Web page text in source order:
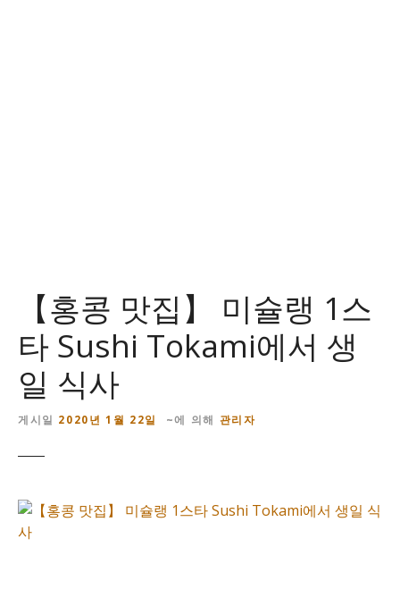
【홍콩 맛집】 미슐랭 1스
타 Sushi Tokami에서 생
일 식사
게시일 2020년 1월 22일 ~에 의해 관리자